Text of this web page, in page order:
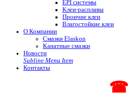
EPI системы
Клеи-расплавы
Проичие клеи
Влагостойкие клеи
О Компании
Смазки Elaskon
Канатные смазки
Новости
Subline Menu Item
Контакты
☎